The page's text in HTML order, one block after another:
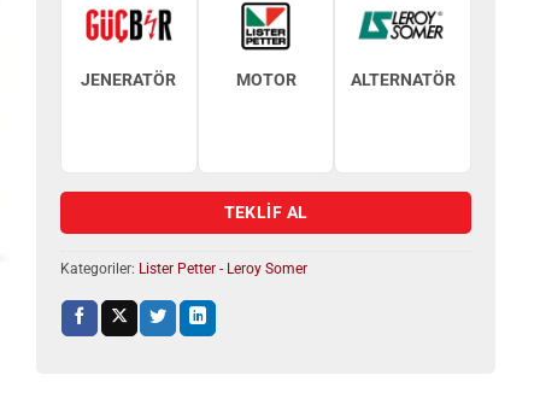
JENERATÖR MOTOR ALTERNATÖR
TEKLİF AL
Kategoriler: Lister Petter - Leroy Somer